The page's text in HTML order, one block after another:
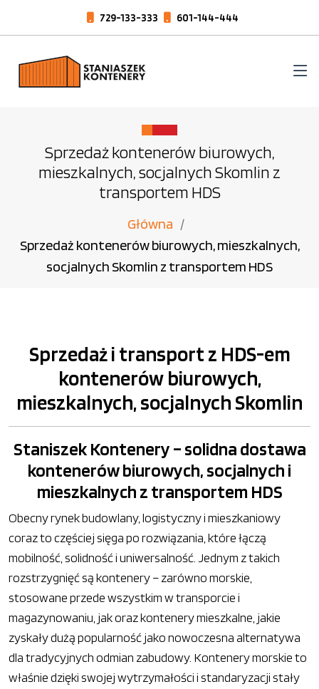
729-133-333 601-144-444
Sprzedaż kontenerów biurowych,
mieszkalnych, socjalnych Skomlin z
transportem HDS
Główna
Sprzedaż kontenerów biurowych, mieszkalnych,
socjalnych Skomlin z transportem HDS
Sprzedaż i transport z HDS-em
kontenerów biurowych,
mieszkalnych, socjalnych Skomlin
Staniszek Kontenery – solidna dostawa
kontenerów biurowych, socjalnych i
mieszkalnych z transportem HDS
Obecny rynek budowlany, logistyczny i mieszkaniowy
coraz to częściej sięga po rozwiązania, które łączą
mobilność, solidność i uniwersalność. Jednym z takich
rozstrzygnięć są kontenery – zarówno morskie,
stosowane przede wszystkim w transporcie i
magazynowaniu, jak oraz kontenery mieszkalne, jakie
zyskały dużą popularność jako nowoczesna alternatywa
dla tradycyjnych odmian zabudowy. Kontenery morskie to
właśnie dzięki swojej wytrzymałości i standaryzacji stały